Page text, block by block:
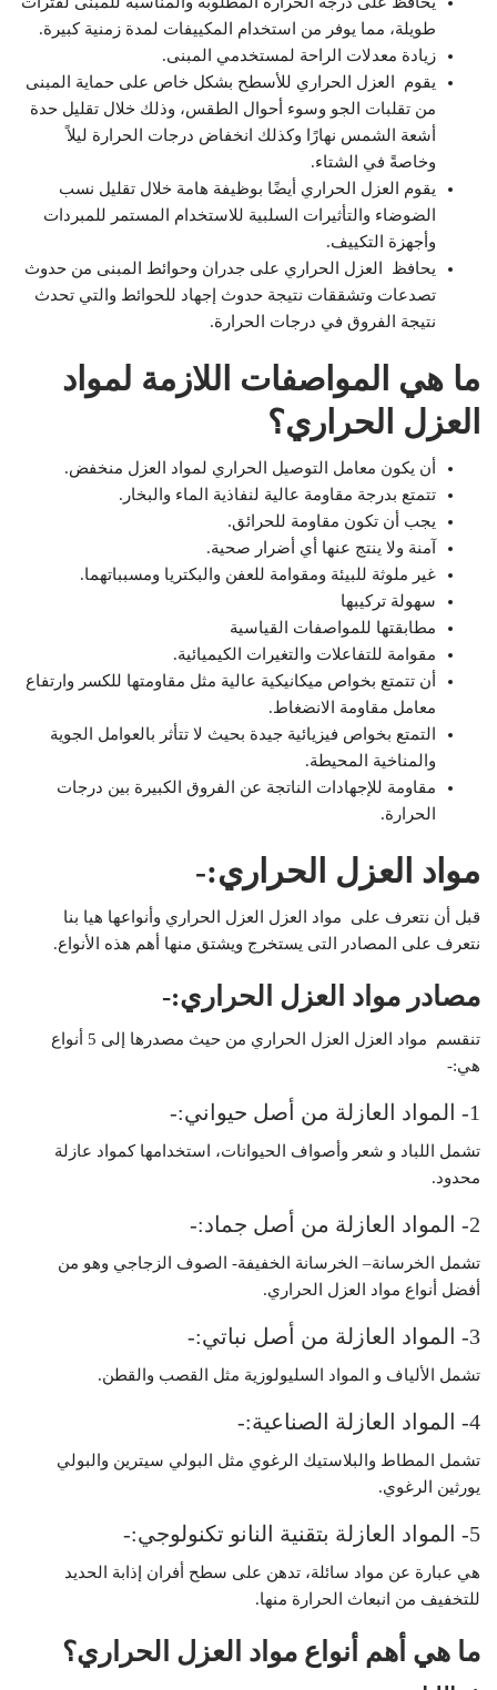
طويلة، مما يوفر من استخدام المكييفات لمدة زمنية كبيرة.
زيادة معدلات الراحة لمستخدمي المبنى.
يقوم
العزل الحراري للأسطح بشكل خاص على حماية المبنى
من تقلبات الجو وسوء أحوال الطقس، وذلك خلال تقليل حدة
أشعة الشمس نهارًا وكذلك انخفاض درجات الحرارة ليلاً
وخاصةً في الشتاء.
يقوم العزل الحراري أيضًا بوظيفة هامة خلال تقليل نسب
الضوضاء والتأثيرات السلبية للاستخدام المستمر للمبردات
وأجهزة التكييف.
يحافظ
العزل الحراري على جدران وحوائط المبنى من حدوث
تصدعات وتشققات نتيجة حدوث إجهاد للحوائط والتي تحدث
نتيجة الفروق في درجات الحرارة.
ما هي المواصفات اللازمة لمواد
العزل الحراري؟
أن يكون معامل التوصيل الحراري لمواد العزل منخفض.
تتمتع بدرجة مقاومة عالية لنفاذية الماء والبخار.
يجب أن تكون مقاومة للحرائق.
آمنة ولا ينتج عنها أي أضرار صحية.
غير ملوثة للبيئة ومقوامة للعفن والبكتريا ومسبباتهما.
سهولة تركيبها
مطابقتها للمواصفات القياسية
مقوامة للتفاعلات والتغيرات الكيميائية.
أن تتمتع بخواص ميكانيكية عالية مثل مقاومتها للكسر وارتفاع
معامل مقاومة الانضغاط.
التمتع بخواص فيزيائية جيدة بحيث لا تتأثر بالعوامل الجوية
والمناخية المحيطة.
مقاومة للإجهادات الناتجة عن الفروق الكبيرة بين درجات
الحرارة.
مواد العزل الحراري:-
قبل أن نتعرف على مواد العزل العزل الحراري وأنواعها هيا بنا
نتعرف على المصادر التى يستخرج ويشتق منها أهم هذه الأنواع.
مصادر مواد العزل الحراري:-
تنقسم مواد العزل العزل
الحراري من حيث مصدرها إلى 5 أنواع
هي:-
1- المواد العازلة من أصل حيواني:-
تشمل اللباد و شعر وأصواف الحيوانات، استخدامها كمواد عازلة
محدود.
2- المواد العازلة من أصل جماد:-
تشمل الخرسانة– الخرسانة الخفيفة- الصوف الزجاجي وهو من
أفضل أنواع مواد العزل الحراري.
3- المواد العازلة من أصل نباتي:-
تشمل الألياف و المواد السليولوزية مثل القصب والقطن.
4- المواد العازلة الصناعية:-
تشمل المطاط والبلاستيك الرغوي مثل البولي سيترين والبولي
يورثين الرغوي.
5- المواد العازلة بتقنية النانو تكنولوجي:-
هي عبارة عن مواد سائلة، تدهن على سطح أفران إذابة الحديد
للتخفيف من انبعاث الحرارة منها.
ما هي أهم أنواع مواد العزل الحراري؟